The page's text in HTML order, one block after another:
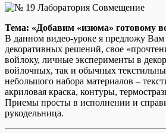
Тема: «Добавим «изюма» готовому
В данном видео-уроке я предложу
декоративных решений, свое
войлоку, личные эксперименты в
войлочных, так и обычных
небольшого набора материалов –
акриловая краска, контуры,
Приемы просты в исполнении и
рукодельница.